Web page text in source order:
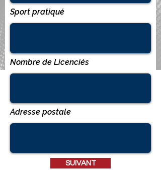
Sport pratiqué
Nombre de Licenciés
Adresse postale
SUIVANT